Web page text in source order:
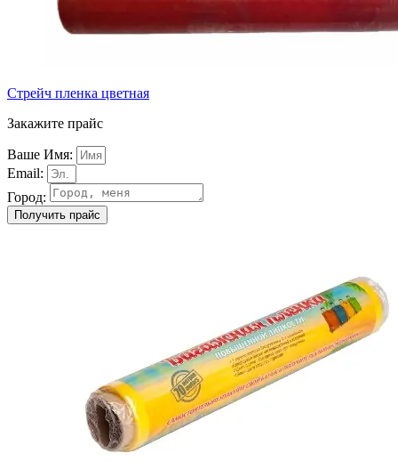
Стрейч пленка цветная
Закажите прайс
Ваше Имя:
Email:
Город:
Получить прайс